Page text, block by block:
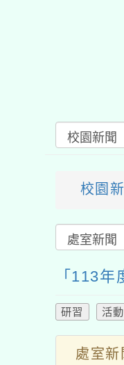
校園
「113
研習 活動
處室新